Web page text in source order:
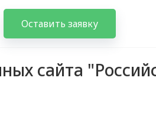
Оставить заявку
сайта